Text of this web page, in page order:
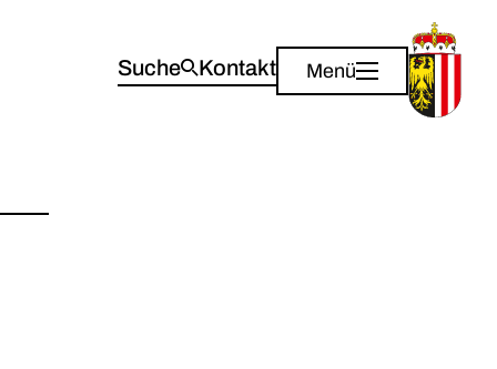
Suche Kontakt Menü